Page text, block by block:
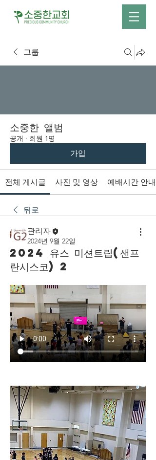
그룹
소중한 앨범
공개 · 회원 1명
가입
전체 게시글 사진 및 영상 예배시간 안내
뒤로
관리자
2024년 9월 22일
2024 유스 미션트립(샌프
란시스코) 2